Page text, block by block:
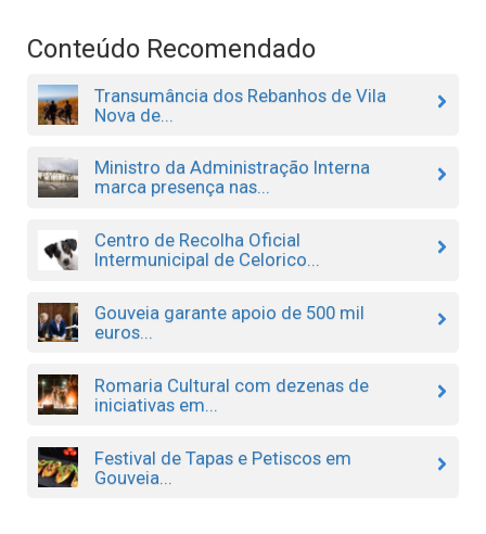
Conteúdo Recomendado
Transumância dos Rebanhos de Vila
Nova de...
Ministro da Administração Interna
marca presença nas...
Centro de Recolha Oficial
Intermunicipal de Celorico...
Gouveia garante apoio de 500 mil
euros...
Romaria Cultural com dezenas de
iniciativas em...
Festival de Tapas e Petiscos em
Gouveia...